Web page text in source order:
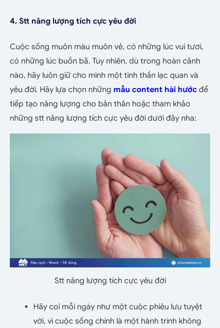
4. Stt năng lượng tích cực yêu đời
Cuộc sống muôn màu muôn vẻ, có những lúc vui tươi,
có những lúc buồn bã. Tuy nhiên, dù trong hoàn cảnh
nào, hãy luôn giữ cho mình một tinh thần lạc quan và
yêu đời. Hãy lựa chọn những mẫu content hài hước để
tiếp tạo năng lượng cho bản thân hoặc tham khảo
những stt năng lượng tích cực yêu đời dưới đây nha:
Stt năng lượng tích cực yêu đời
Hãy coi mỗi ngày như một cuộc phiêu lưu tuyệt
vời, vì cuộc sống chính là một hành trình không